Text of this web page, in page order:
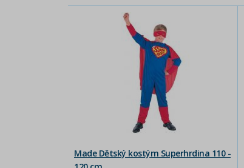
Made Dětský kostým Superhrdina 110 -